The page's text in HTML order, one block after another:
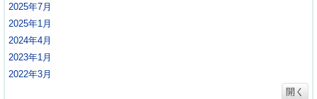
2025年7月
2025年1月
2024年4月
2023年1月
2022年3月
開く